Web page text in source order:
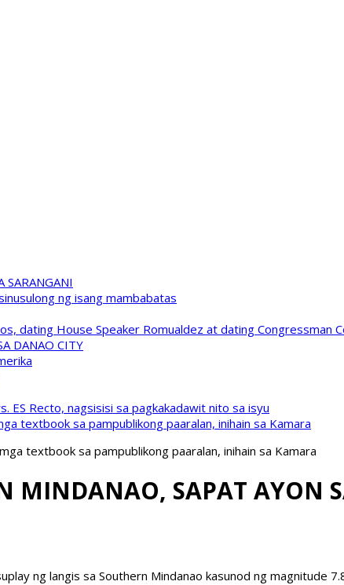
SARANGANI
ng isang mambabatas
dating House Speaker Romualdez at dating Congressman
DANAO CITY
ES Recto, nagsisisi sa pagkakadawit nito sa isyu
textbook sa pampublikong paaralan, inihain sa Kamara
textbook sa pampublikong paaralan, inihain sa Kamara
MINDANAO, SAPAT AYON
ng langis sa Southern Mindanao kasunod ng magnitude